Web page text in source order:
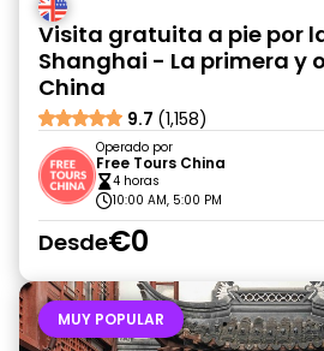
Visita gratuita a pie por
Shanghai - La primera y
China
9.7 (1,158)
Operado por
Free Tours China
4 horas
10:00 AM, 5:00 PM
Desde€0
MUY POPULAR